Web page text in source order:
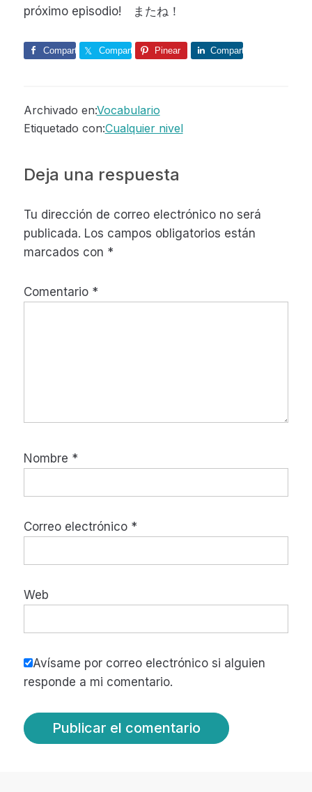
próximo episodio! またね！
Comparte Comparte Pinear Comparte
Archivado en:Vocabulario
Etiquetado con:Cualquier nivel
Interacciones
los
lectores
Deja una respuesta
Tu dirección de correo electrónico no será
publicada. Los campos obligatorios están
marcados con *
Comentario *
Nombre *
Correo electrónico *
Web
Avísame por correo electrónico si alguien
responde a mi comentario.